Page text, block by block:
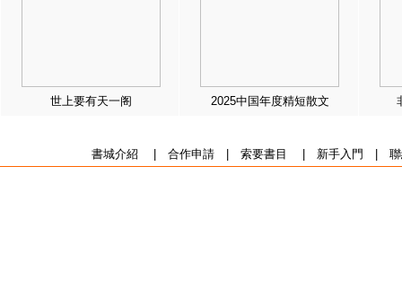
世上要有天一阁 2025中国年度精短散文
書城介紹 合作申請| 索要書目 新手入門